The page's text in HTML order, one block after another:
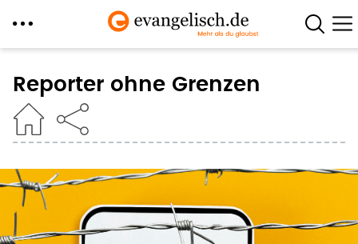
zum
Inhalt
Reporter ohne Grenzen